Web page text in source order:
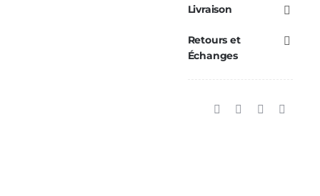
Finition
Livraison
Retours et
Échanges